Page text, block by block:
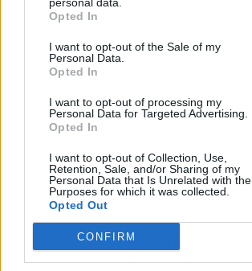
Opted In
I want to opt-out of the Sale of my
Personal Data.
Opted In
I want to opt-out of processing my
Personal Data for Targeted Advertising.
Opted In
I want to opt-out of Collection, Use,
Retention, Sale, and/or Sharing of my
Personal Data that Is Unrelated with the
Purposes for which it was collected.
Opted Out
CONFIRM